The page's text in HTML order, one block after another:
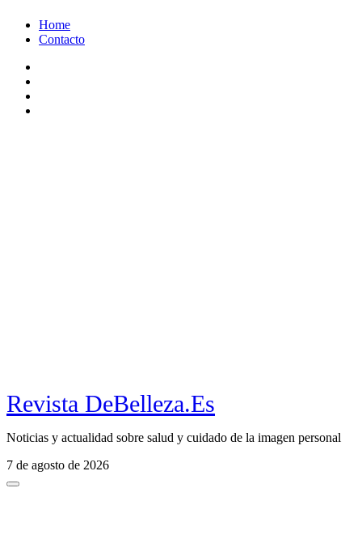
Home
Contacto
Revista DeBelleza.Es
Noticias y actualidad sobre salud y cuidado de la imagen personal
7 de agosto de 2026